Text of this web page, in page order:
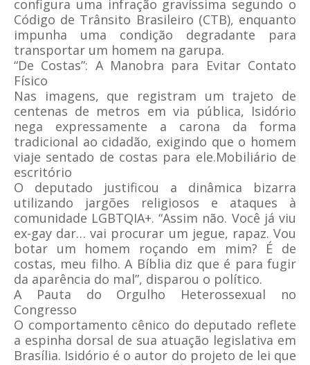
configura uma infração gravíssima segundo o
Código de Trânsito Brasileiro (CTB), enquanto
impunha uma condição degradante para
transportar um homem na garupa.
“De Costas”: A Manobra para Evitar Contato
Físico
Nas imagens, que registram um trajeto de
centenas de metros em via pública, Isidório
nega expressamente a carona da forma
tradicional ao cidadão, exigindo que o homem
viaje sentado de costas para ele.Mobiliário de
escritório
O deputado justificou a dinâmica bizarra
utilizando jargões religiosos e ataques à
comunidade LGBTQIA+. “Assim não. Você já viu
ex-gay dar… vai procurar um jegue, rapaz. Vou
botar um homem roçando em mim? É de
costas, meu filho. A Bíblia diz que é para fugir
da aparência do mal”, disparou o político.
A Pauta do Orgulho Heterossexual no
Congresso
O comportamento cênico do deputado reflete
a espinha dorsal de sua atuação legislativa em
Brasília. Isidório é o autor do projeto de lei que